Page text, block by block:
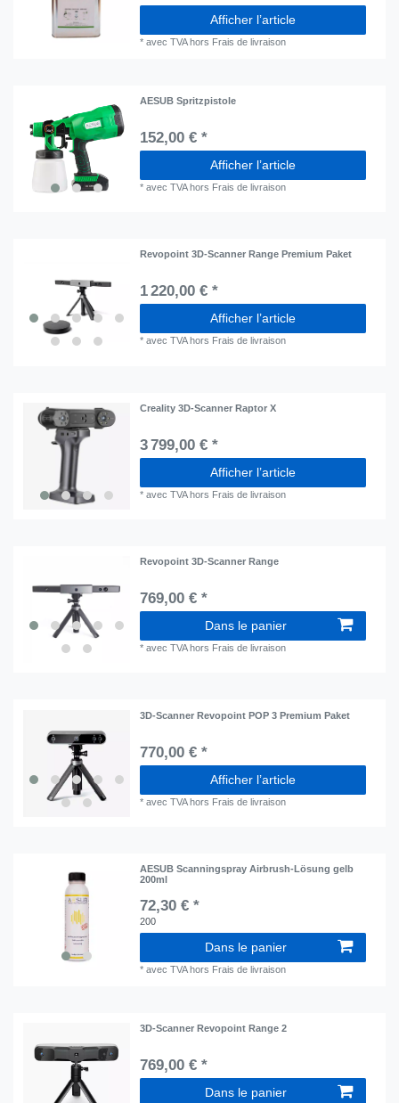
Afficher l’article
*avec TVAhors Frais de livraison
AESUB Spritzpistole
152,00 € *
Afficher l’article
*avec TVAhors Frais de livraison
Revopoint 3D-Scanner Range Premium Paket
1 220,00 € *
Afficher l’article
*avec TVAhors Frais de livraison
Creality 3D-Scanner Raptor X
3 799,00 € *
Afficher l’article
*avec TVAhors Frais de livraison
Revopoint 3D-Scanner Range
769,00 € *
Dans le panier
*avec TVAhors Frais de livraison
3D-Scanner Revopoint POP 3 Premium Paket
770,00 € *
Afficher l’article
*avec TVAhors Frais de livraison
AESUB Scanningspray Airbrush-Lösung gelb
200ml
72,30 € *
200
Dans le panier
*avec TVAhors Frais de livraison
3D-Scanner Revopoint Range 2
769,00 € *
Dans le panier